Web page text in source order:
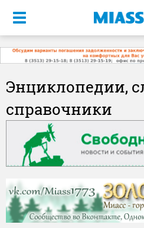
Меню
Энциклопедии,
справочники